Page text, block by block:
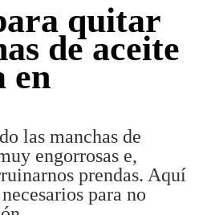
quitar
de aceite
en
las manchas de
engorrosas e,
prendas. Aquí
para no